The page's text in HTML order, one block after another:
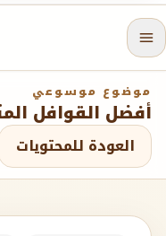
موضوع موسوعي
أفضل القوافل
العودة للمحتويات